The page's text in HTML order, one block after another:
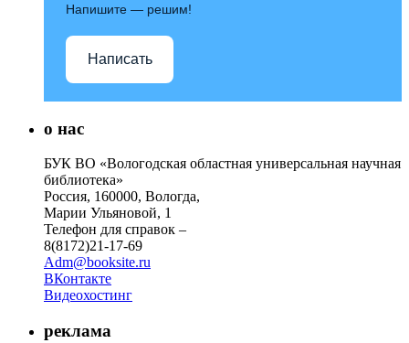
Напишите — решим!
Написать
о нас
БУК ВО «Вологодская областная универсальная научная
библиотека»
Россия, 160000, Вологда,
Марии Ульяновой, 1
Телефон для справок –
8(8172)21-17-69
Adm@booksite.ru
ВКонтакте
Видеохостинг
реклама